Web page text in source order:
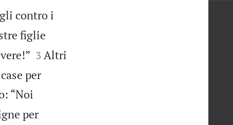
contro i
figlie

3 Altri
per
“Noi
per